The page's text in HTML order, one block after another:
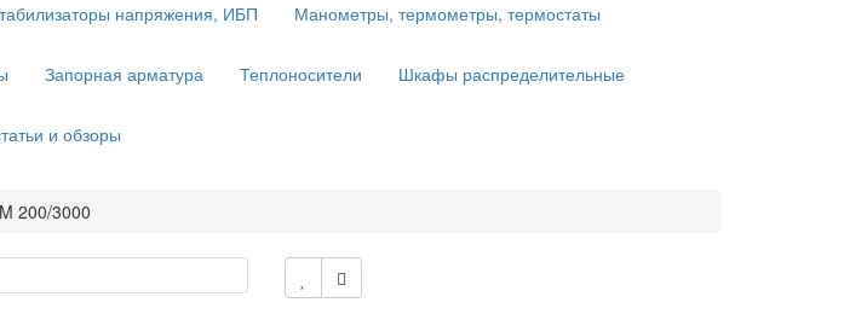
напряжения, ИБП Манометры, термометры, термостаты
Запорная арматура Теплоносители Шкафы распределительные
и обзоры
200/3000